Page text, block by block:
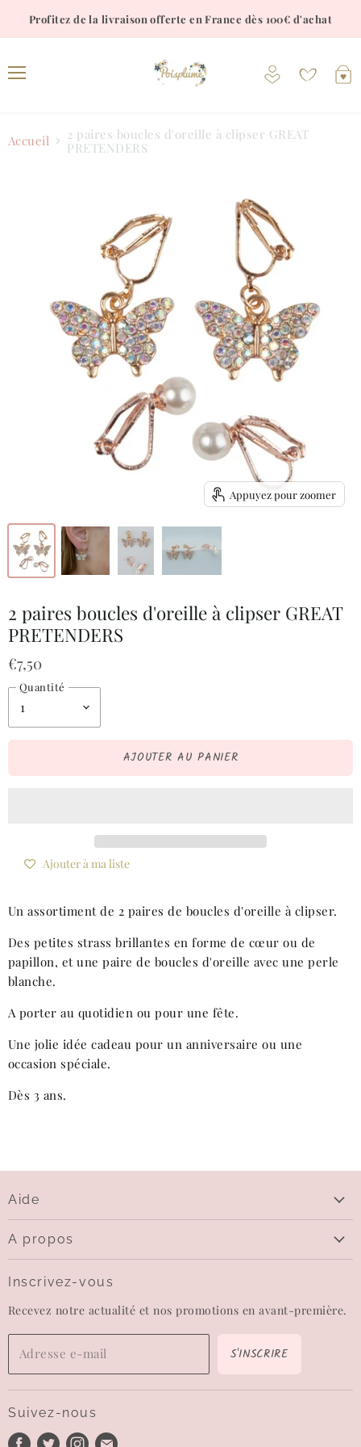
Profitez de la livraison offerte en France dès 100€ d'achat
Voir
Accueil
2 paires boucles d'oreille à clipser GREAT
PRETENDERS
Appuyez pour zoomer
2 paires boucles d'oreille à clipser GREAT
PRETENDERS
€7,50
Quantité
AJOUTER AU PANIER
Ajouter à ma liste
Un assortiment de 2 paires de boucles d'oreille à clipser.
Des petites strass brillantes en forme de cœur ou de
papillon, et une paire de boucles d'oreille avec une perle
blanche.
A porter au quotidien ou pour une fête.
Une jolie idée cadeau pour un anniversaire ou une
occasion spéciale.
Dès 3 ans.
Aide
Livraison
Questions sur le paiement
Mentions légales
Confidentialité
Politique de remboursement
A propos
Contactez-nous
Carte-cadeau
Wishlist
Inscrivez-vous
Recevez notre actualité et nos promotions en avant-première.
Adresse e-mail S'INSCRIRE
Suivez-nous
Trouvez-Trouvez-Trouvez-Trouvez-